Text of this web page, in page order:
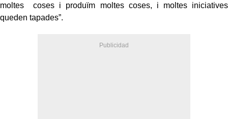
moltes coses i produïm moltes coses, i moltes iniciatives
queden tapades”.